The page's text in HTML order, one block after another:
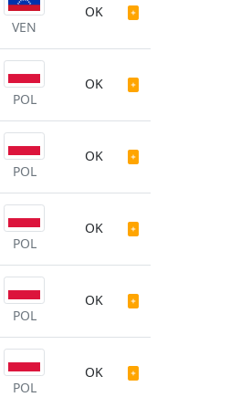
VEN
OK
POL
OK
POL
OK
POL
OK
POL
OK
POL
OK